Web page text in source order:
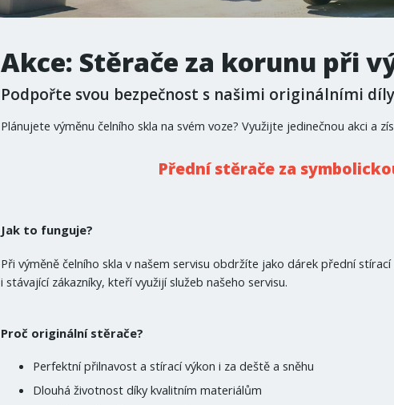
Akce: Stěrače za korunu při
Podpořte svou bezpečnost s našimi originálními
Plánujete výměnu čelního skla na svém voze? Využijte jedinečnou akci a
Přední stěrače za
Jak to funguje?
Při výměně čelního skla v našem servisu obdržíte jako dárek přední
i stávající zákazníky, kteří využijí služeb našeho servisu.
Proč originální stěrače?
Perfektní přilnavost a stírací výkon i za deště a sněhu
Dlouhá životnost díky kvalitním materiálům